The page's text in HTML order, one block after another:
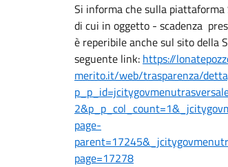
Si informa che sulla
di cui in oggetto - scadenza
è reperibile anche sul sito della
seguente link: https://
merito.it/web/trasparenza/
page-
page=17278